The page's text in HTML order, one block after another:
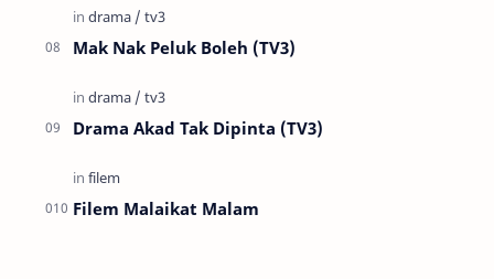
Mak Nak Peluk Boleh (TV3)
Drama Akad Tak Dipinta (TV3)
Filem Malaikat Malam